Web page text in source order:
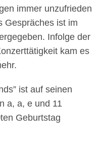
immer unzufrieden
Gespräches ist im
Infolge der
kam es
ist auf seinen
a, a, e und 11
Geburtstag